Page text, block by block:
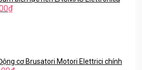
₫
cơ Brusatori Motori Elettrici chính